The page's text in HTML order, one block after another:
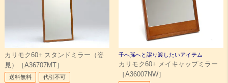
検索
カリモク60+ スタンドミラー（姿
見）［A36707MT］
送料無料 代引不可
子へ孫へと譲り渡したいアイテム
カリモク60+ メイキャップミラー
［A36007NW］